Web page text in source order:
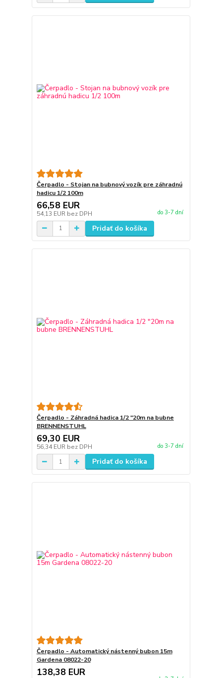
Čerpadlo - Stojan na bubnový vozík pre záhradnú
hadicu 1/2 100m
66,58 EUR
54,13 EUR bez DPH do 3-7 dní
Pridať do košíka
Čerpadlo - Záhradná hadica 1/2 "20m na bubne
BRENNENSTUHL
69,30 EUR
56,34 EUR bez DPH do 3-7 dní
Pridať do košíka
Čerpadlo - Automatický nástenný bubon 15m
Gardena 08022-20
138,38 EUR